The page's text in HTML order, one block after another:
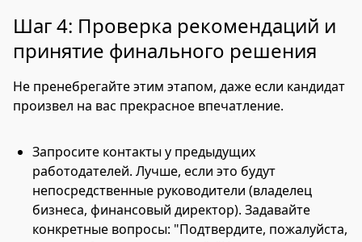
Шаг 4: Проверка рекомендаций и
принятие финального решения
Не пренебрегайте этим этапом, даже если кандидат
произвел на вас прекрасное впечатление.
Запросите контакты у предыдущих
работодателей. Лучше, если это будут
непосредственные руководители (владелец
бизнеса, финансовый директор). Задавайте
конкретные вопросы: "Подтвердите, пожалуйста,